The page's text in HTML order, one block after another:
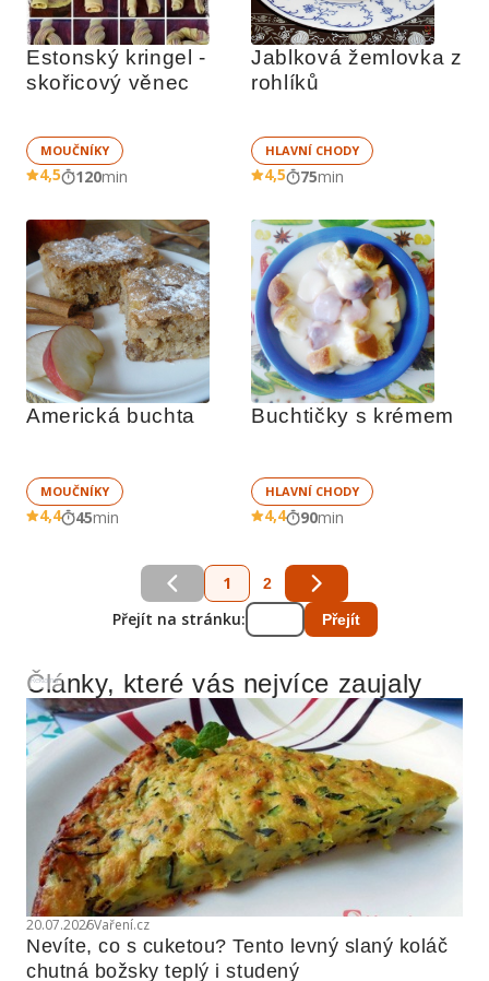
Estonský kringel -
skořicový věnec
MOUČNÍKY
4,5 120min
Jablková žemlovka z
rohlíků
HLAVNÍ CHODY
4,5 75min
Americká buchta
MOUČNÍKY
4,4 45min
Buchtičky s krémem
HLAVNÍ CHODY
4,4 90min
1 2
Přejít na stránku: Přejít
Reklama
Články, které vás nejvíce zaujaly
20.07.2026Vaření.cz
Nevíte, co s cuketou? Tento levný slaný koláč
chutná božsky teplý i studený